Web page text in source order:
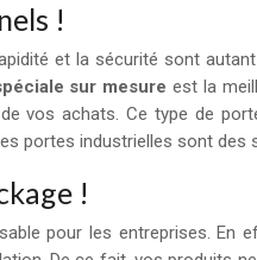
!
et la sécurité sont
sur mesure est la
vos achats. Ce type de
portes industrielles sont
!
pour les entreprises.